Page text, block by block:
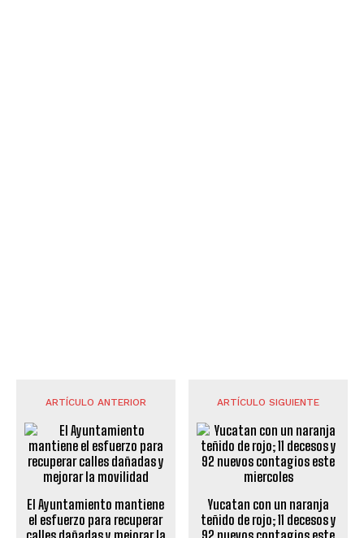
ARTÍCULO ANTERIOR
El Ayuntamiento mantiene
el esfuerzo para recuperar
ARTÍCULO SIGUIENTE
Yucatan con un naranja
teñido de rojo; 11 decesos y